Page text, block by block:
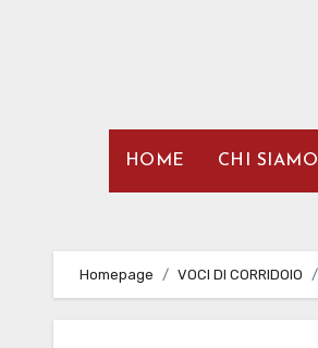
HOME CHI SIAMO
Homepage VOCI DI CORRIDOIO